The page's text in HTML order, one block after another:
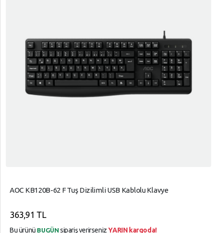
AOC KB120B-62 F Tuş Dizilimli USB Kablolu Klavye
363,91 TL
Bu ürünü BUGÜN sipariş verirsenizYARIN kargoda!